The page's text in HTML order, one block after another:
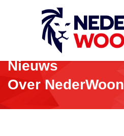
Nieuws
Over NederWoon